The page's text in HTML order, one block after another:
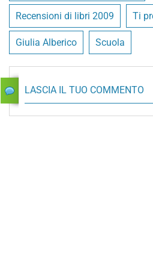
Recensioni di libri 2009 Ti
Giulia Alberico Scuola
LASCIA IL TUO COMMENTO